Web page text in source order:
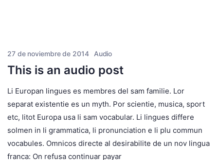
27 de noviembre de 2014 Audio
This is an audio post
Li Europan lingues es membres del sam familie. Lor
separat existentie es un myth. Por scientie, musica, sport
etc, litot Europa usa li sam vocabular. Li lingues differe
solmen in li grammatica, li pronunciation e li plu commun
vocabules. Omnicos directe al desirabilite de un nov lingua
franca: On refusa continuar payar